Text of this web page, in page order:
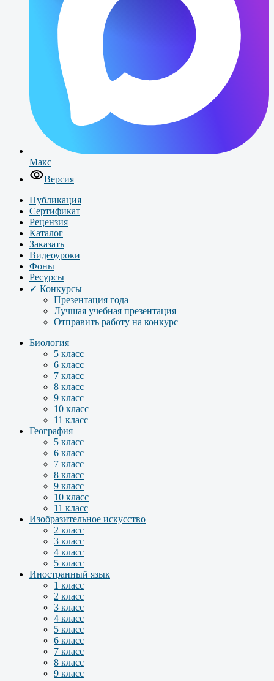
Макс
Версия
Публикация
Сертификат
Рецензия
Каталог
Заказать
Видеоуроки
Фоны
Ресурсы
✓ Конкурсы
Презентация года
Лучшая учебная презентация
Отправить работу на конкурс
Биология
5 класс
6 класс
7 класс
8 класс
9 класс
10 класс
11 класс
География
5 класс
6 класс
7 класс
8 класс
9 класс
10 класс
11 класс
Изобразительное искусство
2 класс
3 класс
4 класс
5 класс
Иностранный язык
1 класс
2 класс
3 класс
4 класс
5 класс
6 класс
7 класс
8 класс
9 класс